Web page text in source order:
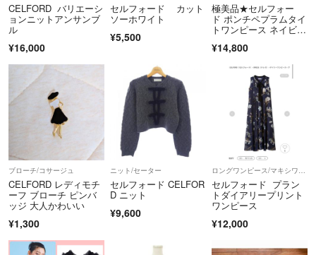
CELFORD バリエーシ
ョンニットアンサンブ
ル
¥16,000
セルフォード カット
ソーホワイト
¥5,500
極美品★セルフォー
ド ポンチペプラムタイ
トワンピース ネイビ
¥14,800
ブローチ/コサージュ
CELFORD レディモチ
ーフ ブローチ ピンバ
ッジ 大人かわいい
¥1,300
ニット/セーター
セルフォード CELFOR
D ニット
¥9,600
セルフォード プラン
トダイアリープリント
ワンピース
¥12,000